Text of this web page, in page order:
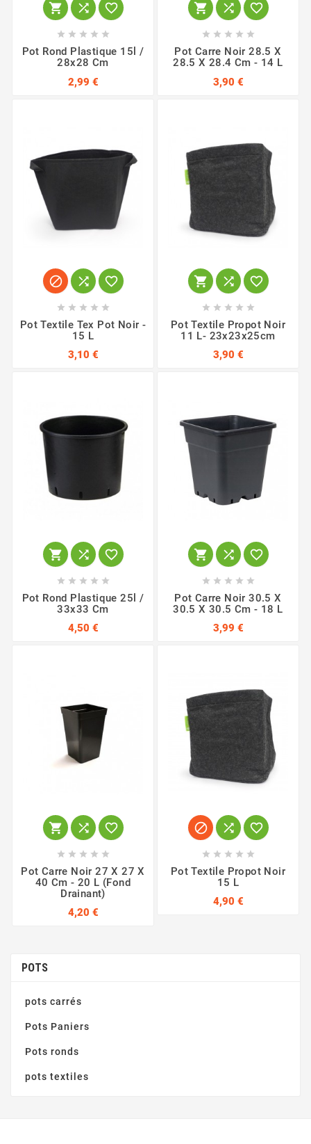
  
    
Pot Rond Plastique 15l /
28x28 Cm
2,99 €
  
    
Pot Carre Noir 28.5 X
28.5 X 28.4 Cm - 14 L
3,90 €
  
    
Pot Textile Tex Pot Noir -
15 L
3,10 €
  
    
Pot Textile Propot Noir
11 L- 23x23x25cm
3,90 €
  
    
Pot Rond Plastique 25l /
33x33 Cm
4,50 €
  
    
Pot Carre Noir 30.5 X
30.5 X 30.5 Cm - 18 L
3,99 €
  
    
Pot Carre Noir 27 X 27 X
40 Cm - 20 L (fond
Drainant)
4,20 €
  
    
Pot Textile Propot Noir
15 L
4,90 €
POTS
pots carrés
Pots Paniers
Pots ronds
pots textiles